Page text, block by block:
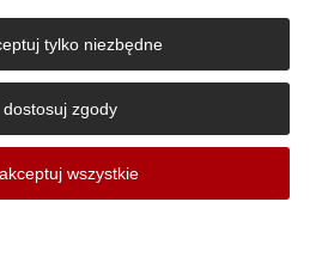
Aga Pułapki | Wacława
Zakliczyn | AGA-PLAST MET 2 Paweł
| REGON: 363212838
Shoper Częstochowa
tylko niezbędne
dostosuj zgody
wszystkie